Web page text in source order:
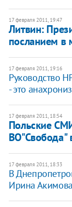
17 февраля 2011, 19:47
Литвин:
посланием в
17 февраля 2011, 19:16
Руководство
- это
17 февраля 2011, 18:54
Польские
ВО"Свобода"
17 февраля 2011, 18:33
В
Ирина Акимова